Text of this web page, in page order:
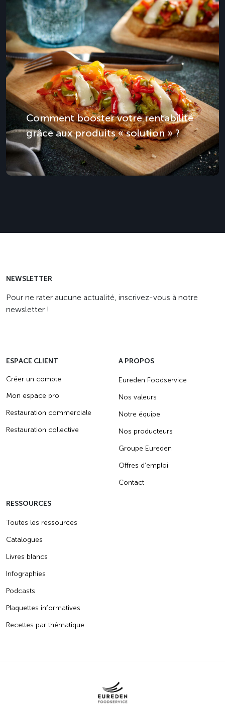
Comment booster votre rentabilité
grâce aux produits « solution » ?
NEWSLETTER
Pour ne rater aucune actualité, inscrivez-vous à notre
newsletter !
ESPACE CLIENT
Créer un compte
Mon espace pro
Restauration commerciale
Restauration collective
A PROPOS
Eureden Foodservice
Nos valeurs
Notre équipe
Nos producteurs
Groupe Eureden
Offres d’emploi
Contact
RESSOURCES
Toutes les ressources
Catalogues
Livres blancs
Infographies
Podcasts
Plaquettes informatives
Recettes par thématique